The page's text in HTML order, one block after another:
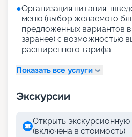
●Организация питания:
меню (выбор желаемого
предложенных вариантов
заранее) с возможностью
расширенного тарифа:
Показать все услуги
Экскурсии
Открыть
(включена в стоимость)